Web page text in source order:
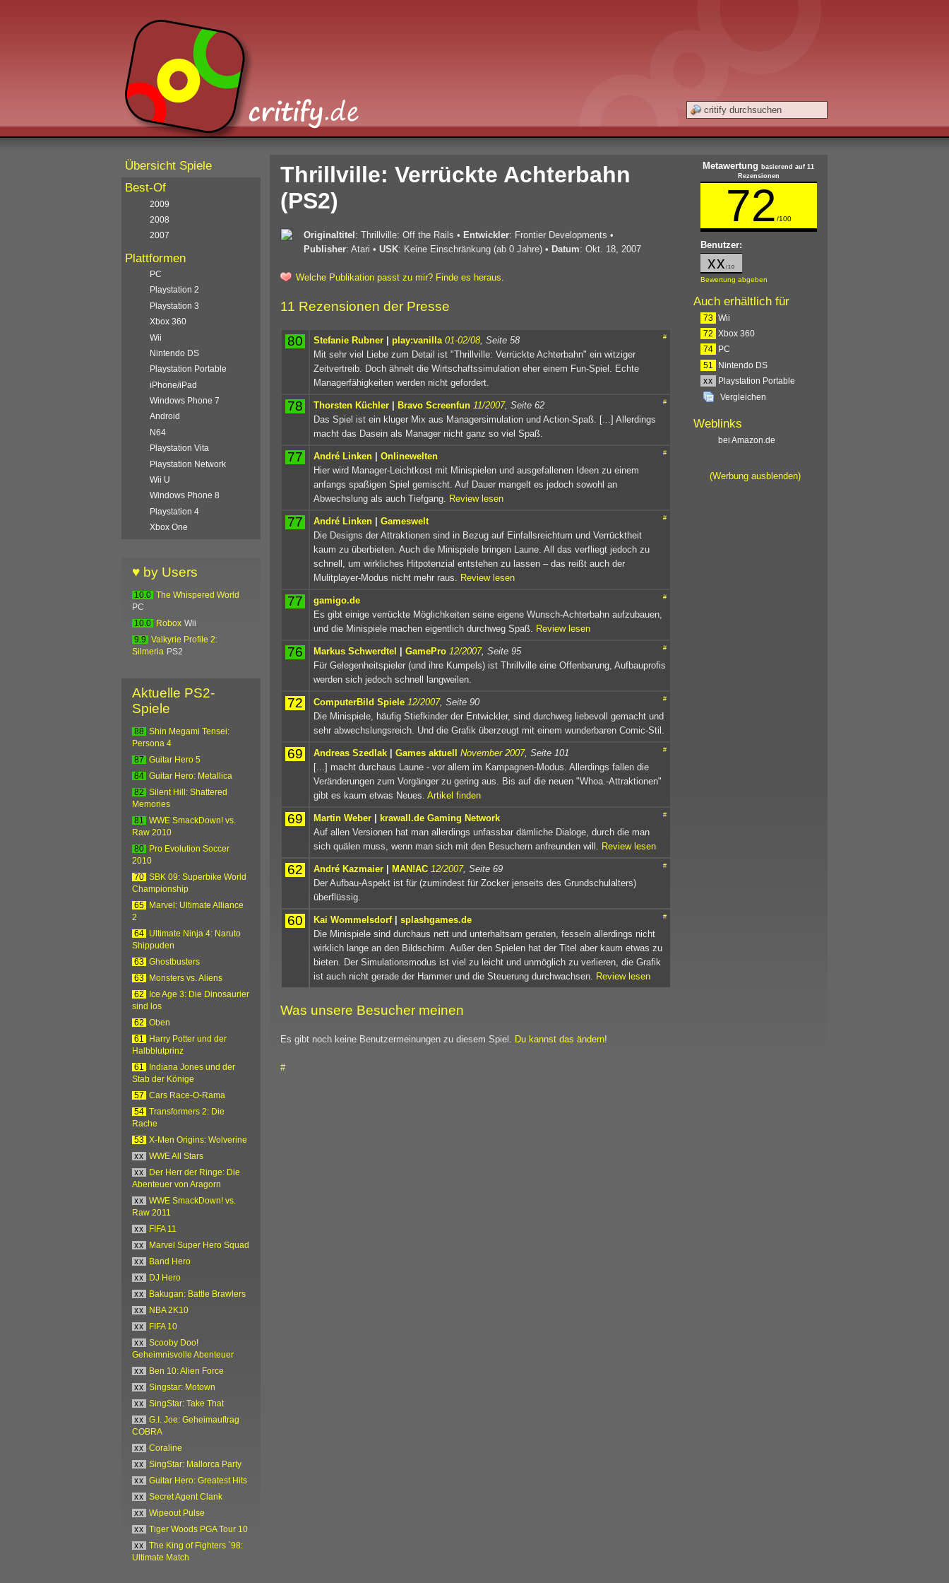
Thrillville: Verrückte Achterbahn
(PS2)
Originaltitel: Thrillville: Off the Rails • Entwickler: Frontier Developments •
Publisher: Atari • USK: Keine Einschränkung (ab 0 Jahre) • Datum: Okt. 18, 2007
Welche Publikation passt zu mir? Finde es heraus.
11 Rezensionen der Presse
80 #
Stefanie Rubner | play:vanilla 01-02/08 , Seite 58
Mit sehr viel Liebe zum Detail ist "Thrillville: Verrückte Achterbahn" ein witziger
Zeitvertreib. Doch ähnelt die Wirtschaftssimulation eher einem Fun-Spiel. Echte
Managerfähigkeiten werden nicht gefordert.
78 #
Thorsten Küchler | Bravo Screenfun 11/2007, Seite 62
Das Spiel ist ein kluger Mix aus Managersimulation und Action-Spaß. [...] Allerdings
macht das Dasein als Manager nicht ganz so viel Spaß.
77 #
André Linken | Onlinewelten
Hier wird Manager-Leichtkost mit Minispielen und ausgefallenen Ideen zu einem
anfangs spaßigen Spiel gemischt. Auf Dauer mangelt es jedoch sowohl an
Abwechslung als auch Tiefgang. Review lesen
77 #
André Linken | Gameswelt
Die Designs der Attraktionen sind in Bezug auf Einfallsreichtum und Verrücktheit
kaum zu überbieten. Auch die Minispiele bringen Laune. All das verfliegt jedoch zu
schnell, um wirkliches Hitpotenzial entstehen zu lassen – das reißt auch der
Mulitplayer-Modus nicht mehr raus.
Review lesen
77 #
gamigo.de
Es gibt einige verrückte Möglichkeiten seine eigene Wunsch-Achterbahn aufzubauen,
und die Minispiele machen eigentlich durchweg Spaß. Review lesen
76 #
Markus Schwerdtel | GamePro 12/2007, Seite 95
Für Gelegenheitspieler (und ihre Kumpels) ist Thrillville eine Offenbarung, Aufbauprofis
werden sich jedoch schnell langweilen.
72 #
ComputerBild Spiele 12/2007, Seite 90
Die Minispiele, häufig Stiefkinder der Entwickler, sind durchweg liebevoll gemacht und
sehr abwechslungsreich. Und die Grafik überzeugt mit einem wunderbaren Comic-Stil.
69 #
Andreas Szedlak | Games aktuell November 2007, Seite 101
[...] macht durchaus Laune - vor allem im Kampagnen-Modus. Allerdings fallen die
Veränderungen zum Vorgänger zu gering aus. Bis auf die neuen "Whoa.-Attraktionen"
gibt es kaum etwas Neues. Artikel finden
69 #
Martin Weber | krawall.de Gaming Network
Auf allen Versionen hat man allerdings unfassbar dämliche Dialoge, durch die man
sich quälen muss, wenn man sich mit den Besuchern anfreunden will.
Review lesen
62 #
André Kazmaier | MAN!AC 12/2007, Seite 69
Der Aufbau-Aspekt ist für (zumindest für Zocker jenseits des Grundschulalters)
überflüssig.
60 #
Kai Wommelsdorf| splashgames.de
Die Minispiele sind durchaus nett und unterhaltsam geraten, fesseln allerdings nicht
wirklich lange an den Bildschirm. Außer den Spielen hat der Titel aber kaum etwas zu
bieten. Der Simulationsmodus ist viel zu leicht und unmöglich zu verlieren, die Grafik
ist auch nicht gerade der Hammer und die Steuerung durchwachsen. Review lesen
Was unsere Besucher meinen
Es gibt noch keine Benutzermeinungen zu diesem Spiel. Du kannst das ändern!
Metawertungbasierend auf 11
Rezensionen
72 /100
Benutzer:
xx /10
Bewertung abgeben
Auch erhältlich für
73 Wii
72 Xbox 360
74
PC
51
Nintendo DS
xx
Playstation Portable
Vergleichen
Weblinks
bei Amazon.de
(Werbung ausblenden)
#
Übersicht Spiele
Best-Of
2009
2008
2007
Plattformen
PC
Playstation 2
Playstation 3
Xbox 360
Wii
Nintendo DS
Playstation Portable
iPhone/iPad
Windows Phone 7
Android
N64
Playstation Vita
Playstation Network
Wii U
Windows Phone 8
Playstation 4
Xbox One
♥ by Users
10.0 The Whispered World
PC
10.0
Robox Wii
9.9
Valkyrie Profile 2:
Silmeria PS2
Aktuelle PS2-
Spiele
88 Shin Megami Tensei:
Persona 4
87
Guitar Hero 5
84 Guitar Hero: Metallica
82
Silent Hill: Shattered
Memories
81
WWE SmackDown! vs.
Raw 2010
80
Pro Evolution Soccer
2010
70 SBK 09: Superbike World
Championship
65
Marvel: Ultimate Alliance
2
64
Ultimate Ninja 4: Naruto
Shippuden
63 Ghostbusters
63
Monsters vs. Aliens
62
Ice Age 3: Die Dinosaurier
sind los
62
Oben
61
Harry Potter und der
Halbblutprinz
61
Indiana Jones und der
Stab der Könige
57
Cars Race-O-Rama
54 Transformers 2: Die
Rache
53 X-Men Origins: Wolverine
xx
WWE All Stars
xx
Der Herr der Ringe: Die
Abenteuer von Aragorn
xx
WWE SmackDown! vs.
Raw 2011
xx
FIFA 11
xx
Marvel Super Hero Squad
xx
Band Hero
xx
DJ Hero
xx
Bakugan: Battle Brawlers
xx
NBA 2K10
xx
FIFA 10
xx
Scooby Doo!
Geheimnisvolle Abenteuer
xx
Ben 10: Alien Force
xx
Singstar: Motown
xx
SingStar: Take That
xx
G.I. Joe: Geheimauftrag
COBRA
xx
Coraline
xx
SingStar: Mallorca Party
xx
Guitar Hero: Greatest Hits
xx
Secret Agent Clank
xx
Wipeout Pulse
xx
Tiger Woods PGA Tour 10
xx
The King of Fighters `98:
Ultimate Match